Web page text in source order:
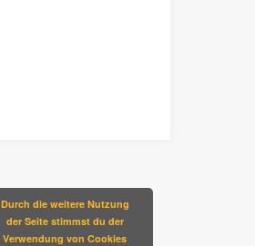
Durch die weitere Nutzung
der Seite stimmst du der
Verwendung von Cookies